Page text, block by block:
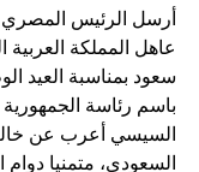
أرسل الرئيس المصري
عاهل المملكة
سعود بمناسبة العيد
باسم رئاسة
السيسي أعرب عن
السعودي، متمنيا دوام